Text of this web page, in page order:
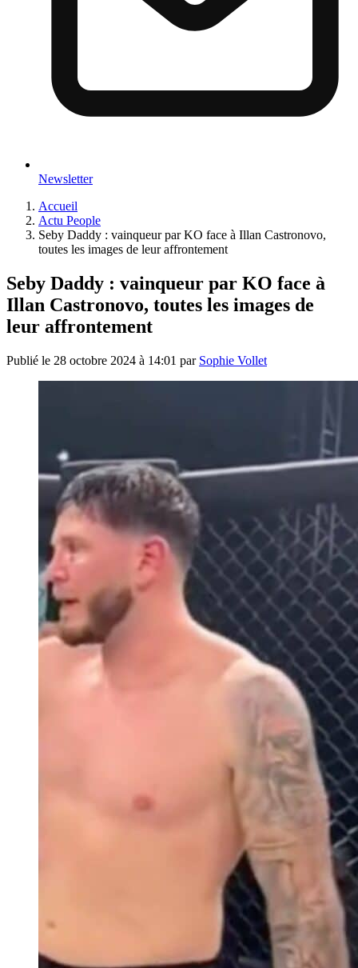
Newsletter
Accueil
Actu People
Seby Daddy : vainqueur par KO face à Illan Castronovo,
toutes les images de leur affrontement
Seby Daddy : vainqueur par KO face à
Illan Castronovo, toutes les images de
leur affrontement
Publié le 28 octobre 2024 à 14:01 par Sophie Vollet